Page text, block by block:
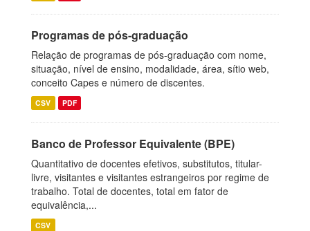
Programas de pós-graduação
Relação de programas de pós-graduação com nome,
situação, nível de ensino, modalidade, área, sítio web,
conceito Capes e número de discentes.
CSV PDF
Banco de Professor Equivalente (BPE)
Quantitativo de docentes efetivos, substitutos, titular-
livre, visitantes e visitantes estrangeiros por regime de
trabalho. Total de docentes, total em fator de
equivalência,...
CSV